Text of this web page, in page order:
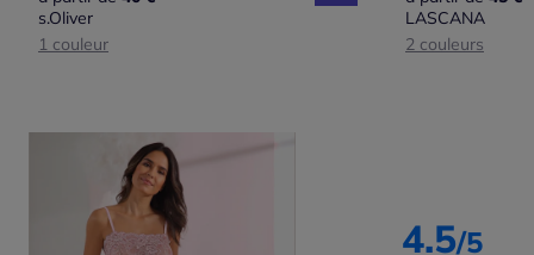
s.Oliver
1 couleur
LASCANA
2 couleurs
4.5/5